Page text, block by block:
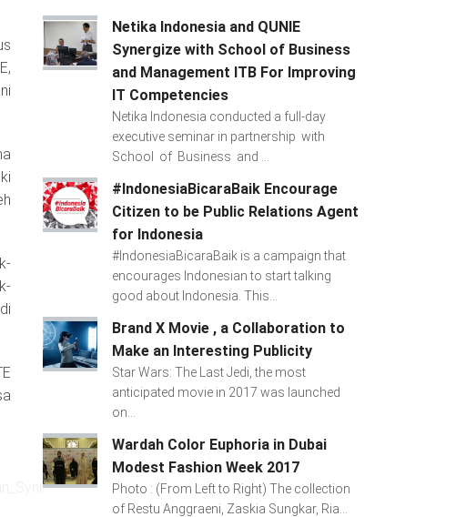
Netika Indonesia and QUNIE
Synergize with School of Business
and Management ITB For Improving
IT Competencies
Netika Indonesia conducted a full-day
executive seminar in partnership with
School of Business and ...
#IndonesiaBicaraBaik Encourage
Citizen to be Public Relations Agent
for Indonesia
#IndonesiaBicaraBaik is a campaign that
encourages Indonesian to start talking
good about Indonesia. This...
Brand X Movie , a Collaboration to
Make an Interesting Publicity
Star Wars: The Last Jedi, the most
anticipated movie in 2017 was launched
on...
Wardah Color Euphoria in Dubai
Modest Fashion Week 2017
Photo : (From Left to Right) The collection
of Restu Anggraeni, Zaskia Sungkar, Ria...